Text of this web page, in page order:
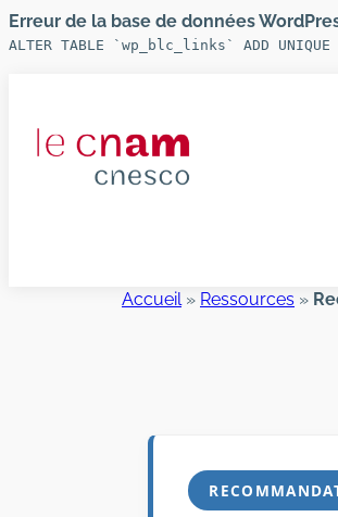
Erreur de la base de données
ALTER TABLE `wp_blc_links` ADD
contenu
Accueil» Ressources »